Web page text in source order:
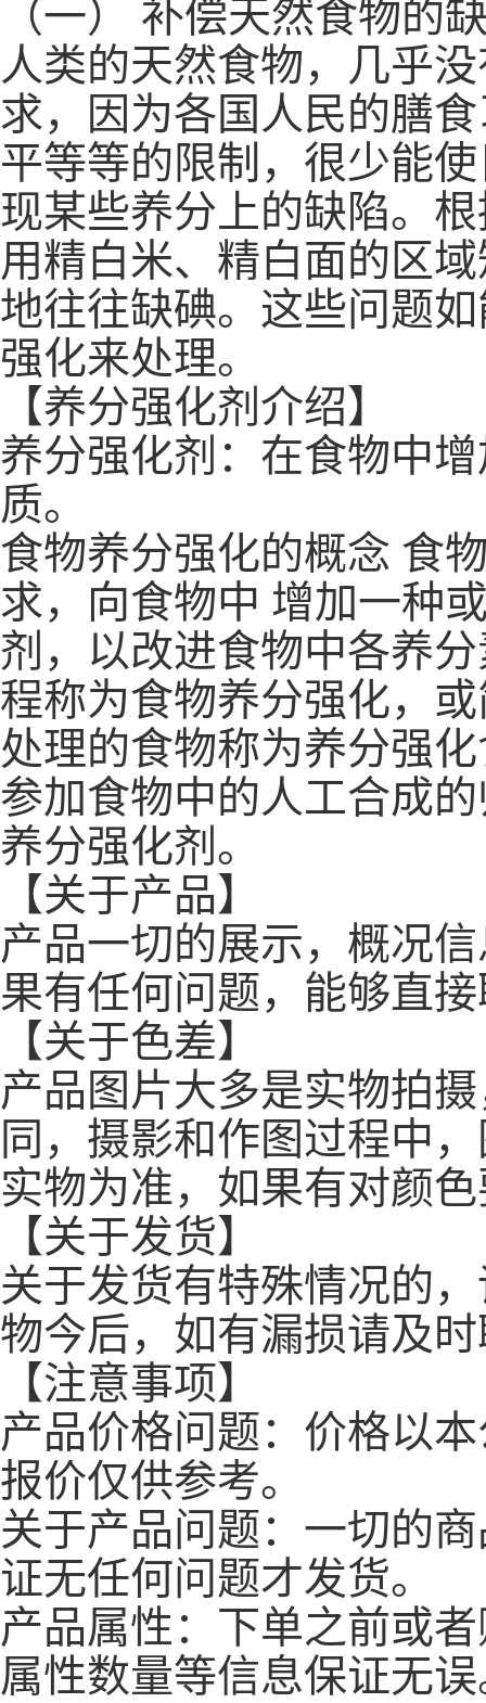
（一） 补偿天然食物的
人类的天然食物，几乎
求，因为各国人民的膳
平等等的限制，很少能
现某些养分上的缺陷。
用精白米、精白面的区
地往往缺碘。这些问题
强化来处理。
【养分强化剂介绍】
养分强化剂：在食物中
质。
食物养分强化的概念 食
求，向食物中 增加一种
剂，以改进食物中各养
程称为食物养分强化，
处理的食物称为养分强
参加食物中的人工合成
养分强化剂。
【关于产品】
产品一切的展示，概况
果有任何问题，能够直
【关于色差】
产品图片大多是实物拍
同，摄影和作图过程中
实物为准，如果有对颜
【关于发货】
关于发货有特殊情况的
物今后，如有漏损请及
【注意事项】
产品价格问题：价格以
报价仅供参考。
关于产品问题：一切的
证无任何问题才发货。
产品属性：下单之前或
属性数量等信息保证无